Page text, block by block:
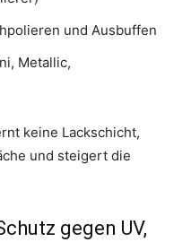
und Ausbuffen
Metallic,
keine Lackschicht,
und steigert die
gegen UV,